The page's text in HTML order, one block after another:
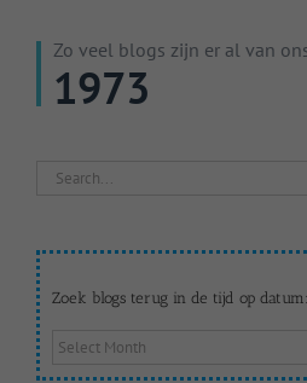
Zo veel blogs zijn er al van
1973
Search
Zoek blogs terug in de tijd op datum:
Zoek